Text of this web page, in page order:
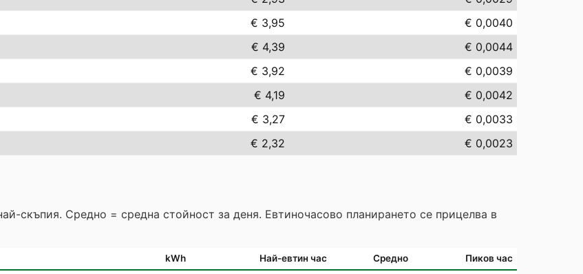
€ 3,95
€ 0,0040
€ 4,39
€ 0,0044
€ 3,92
€ 0,0039
€ 4,19
€ 0,0042
€ 3,27
€ 0,0033
€ 2,32 € 0,0023
скъпия. Средно = средна стойност за деня. Евтиночасово планирането се прицелва в
kWh Най-евтин час Средно Пиков час